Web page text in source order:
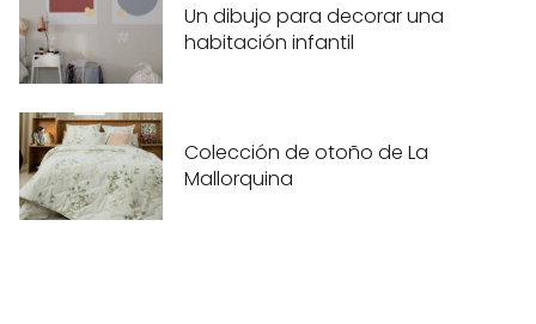
Un dibujo para decorar una
habitación infantil
Colección de otoño de La
Mallorquina